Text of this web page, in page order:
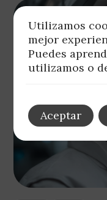
Utilizamos
mejor
Puedes
utilizamos o
Aceptar